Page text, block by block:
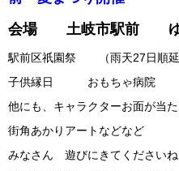
会場 土岐市駅前 ゆ
駅前区祇園祭 （雨天27日順延
子供縁日 おもちゃ病院
他にも、キャラクターお面が当
街角あかりアートなどなど
みなさん 遊びにきてくださいね